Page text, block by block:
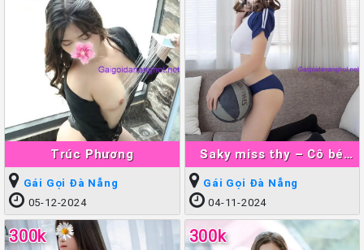
Trúc Phương
Gái Gọi Đà Nẵng
05-12-2024
Saky miss thy – Cô bé
HighLight skill trọn bộ
Gái Gọi Đà Nẵng
04-11-2024
300k 300k